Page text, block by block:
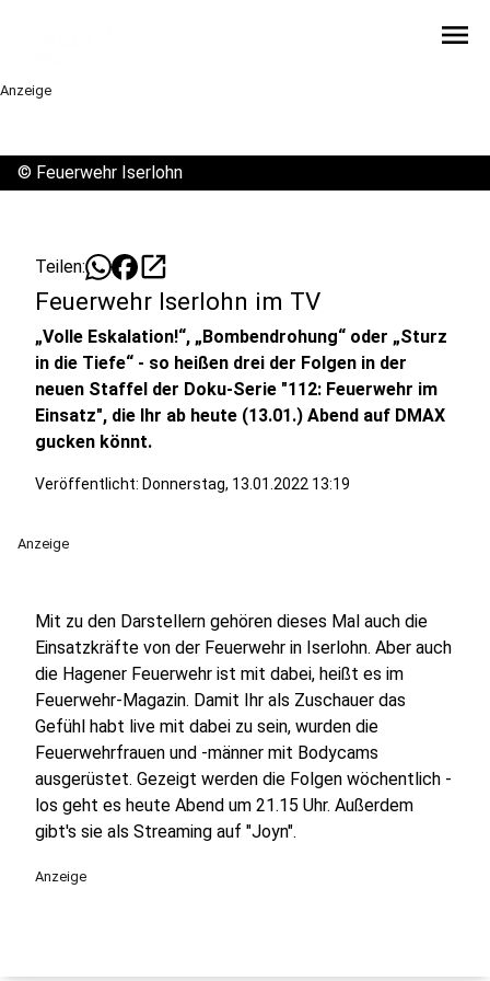
menu
Anzeige
© Feuerwehr Iserlohn
Teilen: open_in_new
Feuerwehr Iserlohn im TV
„Volle Eskalation!“, „Bombendrohung“ oder „Sturz
in die Tiefe“ - so heißen drei der Folgen in der
neuen Staffel der Doku-Serie "112: Feuerwehr im
Einsatz", die Ihr ab heute (13.01.) Abend auf DMAX
gucken könnt.
Veröffentlicht: Donnerstag, 13.01.2022 13:19
Anzeige
Mit zu den Darstellern gehören dieses Mal auch die
Einsatzkräfte von der Feuerwehr in Iserlohn. Aber auch
die Hagener Feuerwehr ist mit dabei, heißt es im
Feuerwehr-Magazin. Damit Ihr als Zuschauer das
Gefühl habt live mit dabei zu sein, wurden die
Feuerwehrfrauen und -männer mit Bodycams
ausgerüstet. Gezeigt werden die Folgen wöchentlich -
los geht es heute Abend um 21.15 Uhr. Außerdem
gibt's sie als Streaming auf "Joyn".
Anzeige